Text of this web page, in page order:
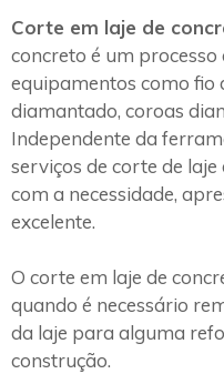
Corte em laje de
concreto é um
equipamentos como fio
diamantado, coroas
Independente da
serviços de corte de
com a necessidade,
excelente.
O corte em laje de
quando é necessário
da laje para alguma
construção.